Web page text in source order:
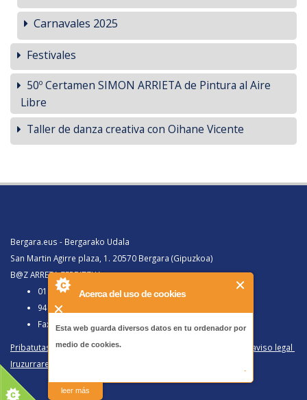
Acerca del uso de cookies
Esta web guarda diversos datos en tu ordenador por
medio de cookies.
-
leer más
Carnavales 2025
Festivales
50º Certamen SIMON ARRIETA de Pintura al Aire
Libre
Taller de danza creativa con Oihane Vicente
Bergara.eus - Bergarako Udala
San Martin Agirre plaza, 1. 20570 Bergara (Gipuzkoa)
B@Z ARRETA ZERBITZUA:
010, Bergaratik deituz gero
943 77 91 00, Bergaraz kanpotik deituz gero
Faxa 943 77 91 63
Pribatutasun politika eta lege oharra
Política de privacidad y aviso legal
Iruzurraren Aurkako Politika